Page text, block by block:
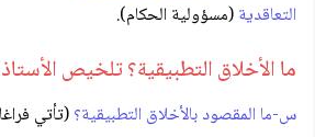
التعاقدية(مسؤولية الحكام).
ما الأخلاق التطبيقية؟ تلخيص
س-ما المقصود بالأخلاق التطبيقية؟(تأتي